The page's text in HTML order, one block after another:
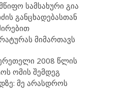
სამსახური გია
განცხადებასთან
მიმართავს
2008 წლის
ომის შემდეგ
მე არასდროს